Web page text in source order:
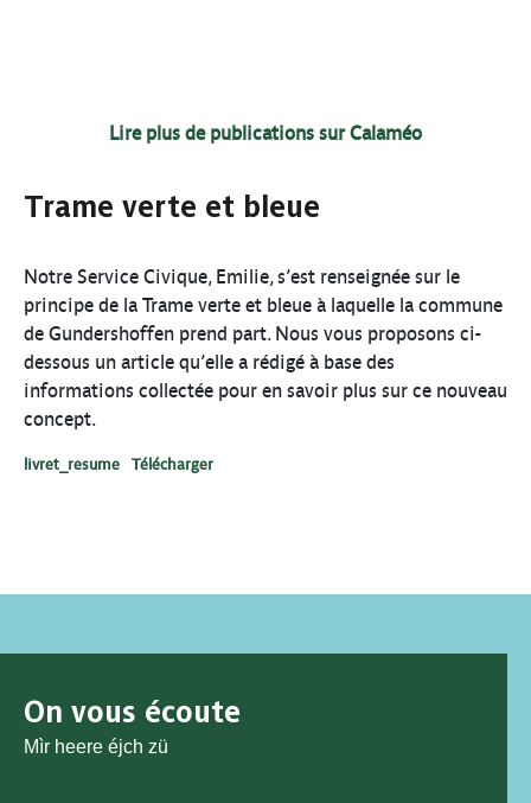
Lire plus de publications sur Calaméo
Trame verte et bleue
Notre Service Civique, Emilie, s’est renseignée sur le
principe de la Trame verte et bleue à laquelle la commune
de Gundershoffen prend part. Nous vous proposons ci-
dessous un article qu’elle a rédigé à base des
informations collectée pour en savoir plus sur ce nouveau
concept.
livret_resume Télécharger
On vous écoute
Mìr heere éjch zü